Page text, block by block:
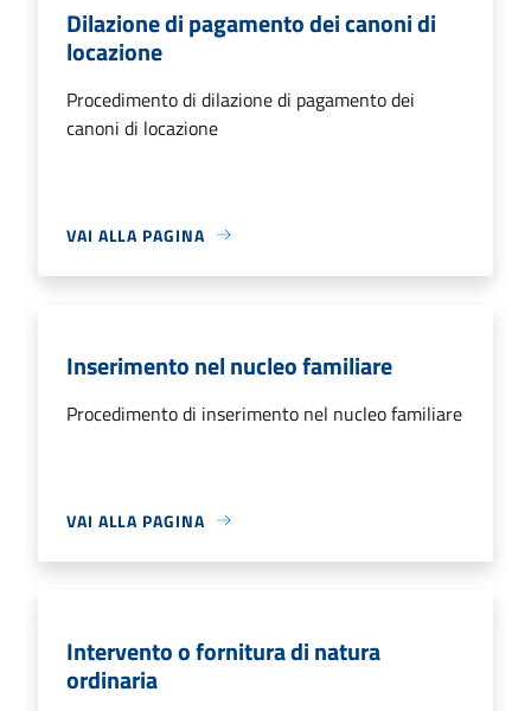
Dilazione di pagamento dei canoni di
locazione
Procedimento di dilazione di pagamento dei
canoni di locazione
VAI ALLA PAGINA
Inserimento nel nucleo familiare
Procedimento di inserimento nel nucleo familiare
VAI ALLA PAGINA
Intervento o fornitura di natura
ordinaria